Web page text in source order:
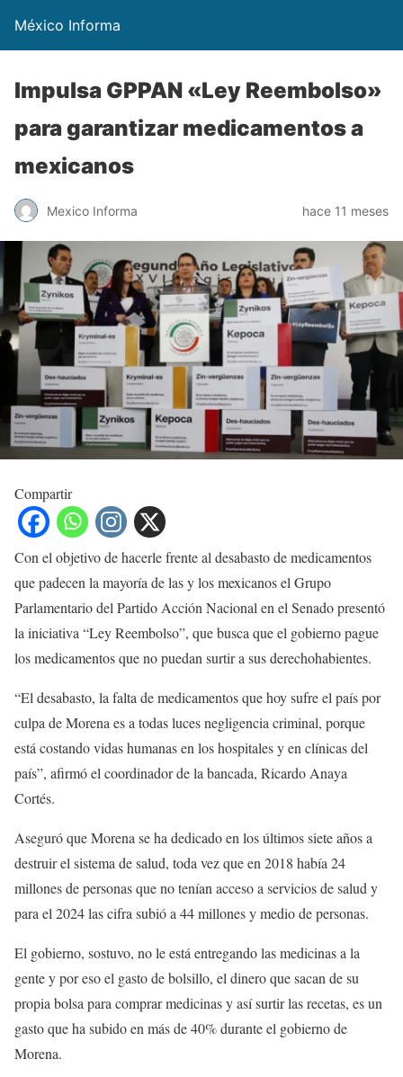
México Informa
Impulsa GPPAN «Ley Reembolso»
para garantizar medicamentos a
mexicanos
Mexico Informa hace 11 meses
Compartir
Con el objetivo de hacerle frente al desabasto de medicamentos
que padecen la mayoría de las y los mexicanos el Grupo
Parlamentario del Partido Acción Nacional en el Senado presentó
la iniciativa “Ley Reembolso”, que busca que el gobierno pague
los medicamentos que no puedan surtir a sus derechohabientes.
“El desabasto, la falta de medicamentos que hoy sufre el país por
culpa de Morena es a todas luces negligencia criminal, porque
está costando vidas humanas en los hospitales y en clínicas del
país”, afirmó el coordinador de la bancada, Ricardo Anaya
Cortés.
Aseguró que Morena se ha dedicado en los últimos siete años a
destruir el sistema de salud, toda vez que en 2018 había 24
millones de personas que no tenían acceso a servicios de salud y
para el 2024 las cifra subió a 44 millones y medio de personas.
El gobierno, sostuvo, no le está entregando las medicinas a la
gente y por eso el gasto de bolsillo, el dinero que sacan de su
propia bolsa para comprar medicinas y así surtir las recetas, es un
gasto que ha subido en más de 40% durante el gobierno de
Morena.